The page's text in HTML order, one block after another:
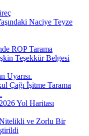
Naciye Teyze
ROP Tarama
Teşekkür Belgesi
Uyarısı.
Çağı İşitme Tarama
Yol Haritası
Nitelikli ve Zorlu Bir